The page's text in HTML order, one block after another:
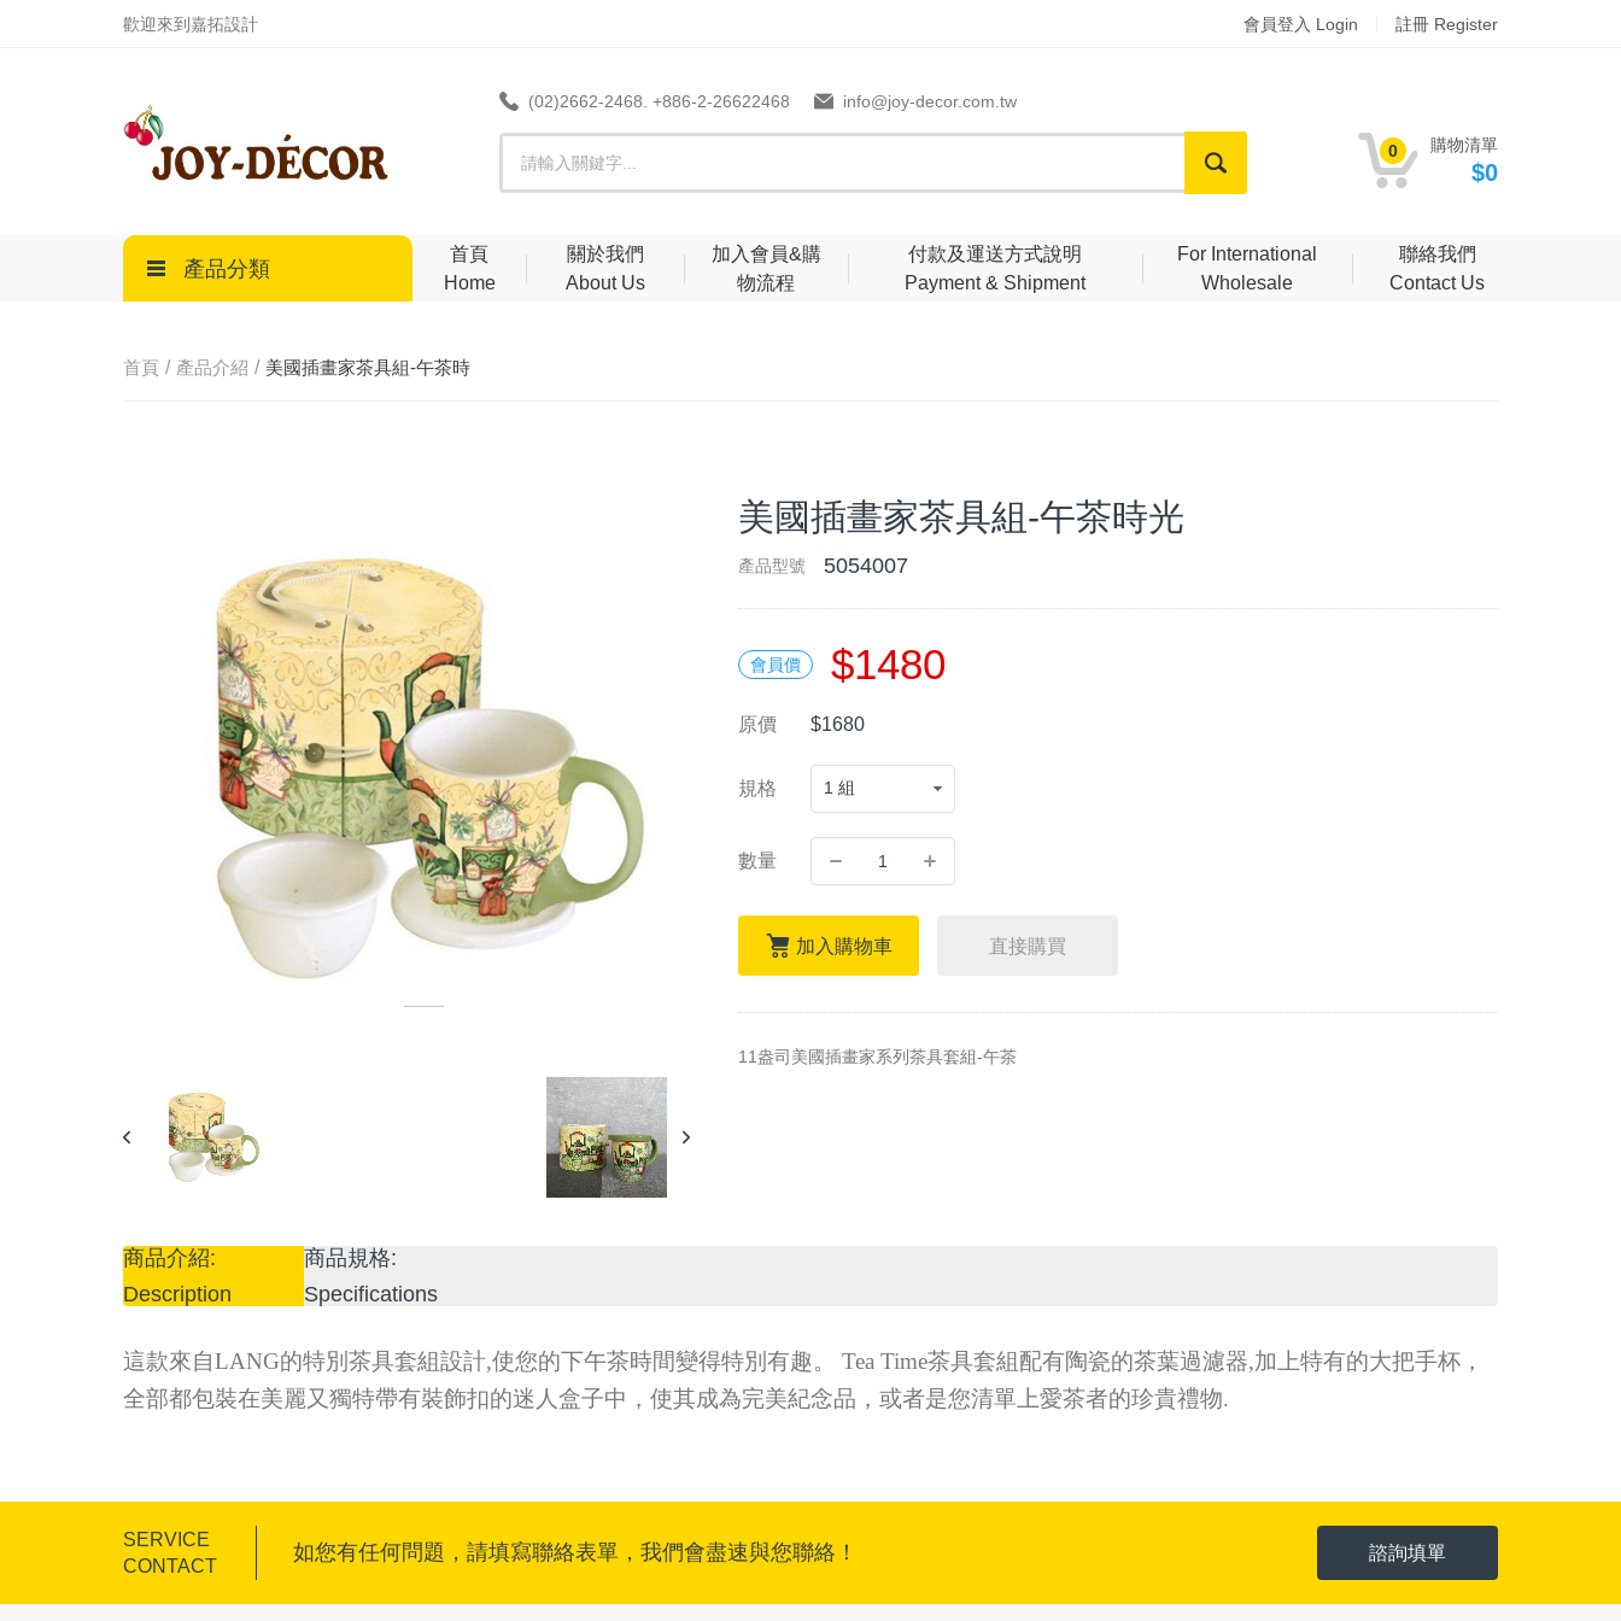
歡迎來到嘉拓設計 會員登入 Login 註冊 Register
(02)2662-2468. +886-2-26622468 info@joy-decor.com.tw
0 購物清單
$0
產品分類
首頁
Home
關於我們
About Us
加入會員&購
物流程
付款及運送方式說明
Payment & Shipment
For International
Wholesale
聯絡我們
Contact Us
首頁 產品介紹
美國插畫家茶具組-午茶時
美國插畫家茶具組-午茶時光
產品型號 5054007
會員價 $1480
原價 $1680
規格
數量
加入購物車 直接購買
11盎司美國插畫家系列茶具套組-午茶
商品介紹:
Description
商品規格:
Specifications
這款來自LANG的特別茶具套組設計,使您的下午茶時間變得特別有趣。 Tea Time茶具套組配有陶瓷的茶葉過濾器,加上特有的大把手杯，
全部都包裝在美麗又獨特帶有裝飾扣的迷人盒子中，使其成為完美紀念品，或者是您清單上愛茶者的珍貴禮物.
SERVICE
CONTACT
如您有任何問題，請填寫聯絡表單，我們會盡速與您聯絡！ 諮詢填單